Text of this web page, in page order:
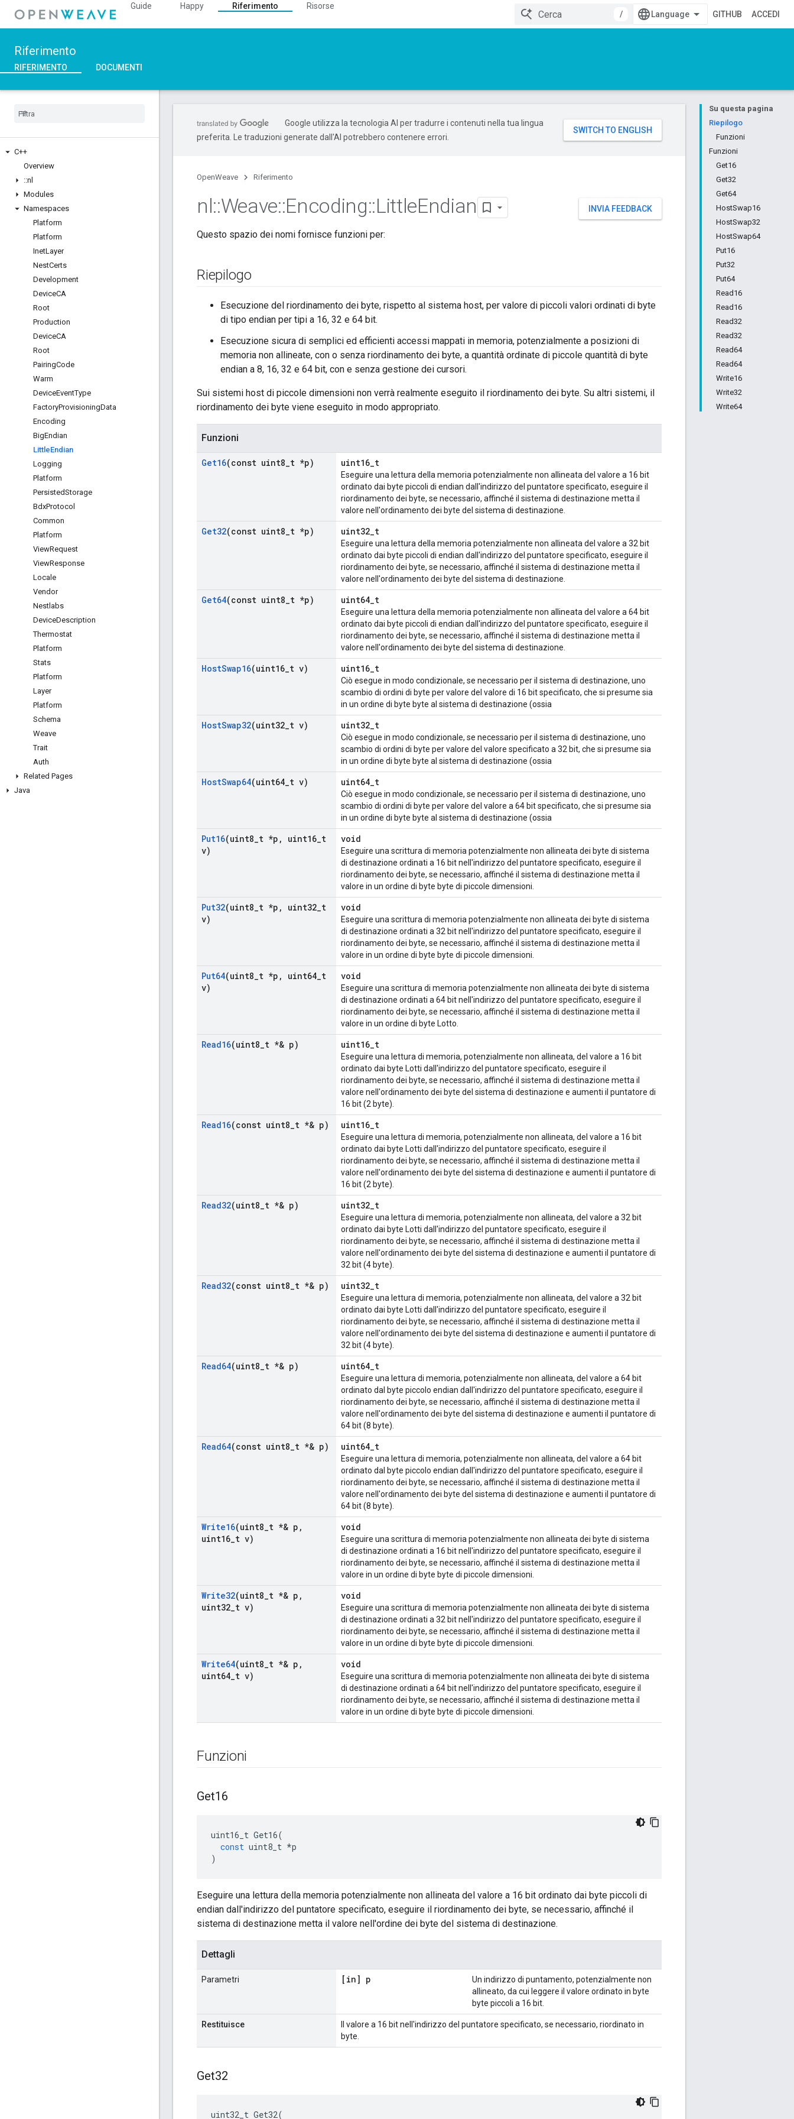
Guide Happy Riferimento
Risorse
/
GITHUB ACCEDI
Riferimento
RIFERIMENTO DOCUMENTI
C++
Overview
::nl
Modules
Namespaces
Platform
Platform
InetLayer
NestCerts
Development
DeviceCA
Root
Production
DeviceCA
Root
PairingCode
Warm
DeviceEventType
FactoryProvisioningData
Encoding
BigEndian
LittleEndian
Logging
Platform
PersistedStorage
BdxProtocol
Common
Platform
ViewRequest
ViewResponse
Locale
Vendor
Nestlabs
DeviceDescription
Thermostat
Platform
Stats
Platform
Layer
Platform
Schema
Weave
Trait
Auth
Related Pages
Java
Su questa pagina
Riepilogo
Funzioni
Funzioni
Get16
Get32
Get64
HostSwap16
HostSwap32
HostSwap64
Put16
Put32
Put64
Read16
Read16
Read32
Read32
Read64
Read64
Write16
Write32
Write64
Google utilizza la tecnologia AI per tradurre i contenuti nella tua lingua
preferita. Le traduzioni generate dall'AI potrebbero contenere errori.
OpenWeave Riferimento
INVIA FEEDBACK
nl::Weave::Encoding::LittleEndian
Questo spazio dei nomi fornisce funzioni per:
Riepilogo
Esecuzione del riordinamento dei byte, rispetto al sistema host, per valore di piccoli valori ordinati di byte
di tipo endian per tipi a 16, 32 e 64 bit.
Esecuzione sicura di semplici ed efficienti accessi mappati in memoria, potenzialmente a posizioni di
memoria non allineate, con o senza riordinamento dei byte, a quantità ordinate di piccole quantità di byte
endian a 8, 16, 32 e 64 bit, con e senza gestione dei cursori.
Sui sistemi host di piccole dimensioni non verrà realmente eseguito il riordinamento dei byte. Su altri sistemi, il
riordinamento dei byte viene eseguito in modo appropriato.
Funzioni
Get16(const uint8 t *p) uint16_t
Eseguire una lettura della memoria potenzialmente non allineata del valore a 16 bit
ordinato dai byte piccoli di endian dall'indirizzo del puntatore specificato, eseguire il
riordinamento dei byte, se necessario, affinché il sistema di destinazione metta il
valore nell'ordinamento dei byte del sistema di destinazione.
Get32(const uint8 t *p) uint32_t
Eseguire una lettura della memoria potenzialmente non allineata del valore a 32 bit
ordinato dai byte piccoli di endian dall'indirizzo del puntatore specificato, eseguire il
riordinamento dei byte, se necessario, affinché il sistema di destinazione metta il
valore nell'ordinamento dei byte del sistema di destinazione.
Get64(const uint8 t *p) uint64_t
Eseguire una lettura della memoria potenzialmente non allineata del valore a 64 bit
ordinato dai byte piccoli di endian dall'indirizzo del puntatore specificato, eseguire il
riordinamento dei byte, se necessario, affinché il sistema di destinazione metta il
valore nell'ordinamento dei byte del sistema di destinazione.
HostSwap16(uint16 t v) uint16_t
Ciò esegue in modo condizionale, se necessario per il sistema di destinazione, uno
scambio di ordini di byte per valore del valore di 16 bit specificato, che si presume sia
in un ordine di byte byte al sistema di destinazione (ossia
HostSwap32(uint32 t v) uint32_t
Ciò esegue in modo condizionale, se necessario per il sistema di destinazione, uno
scambio di ordini di byte per valore del valore specificato a 32 bit, che si presume sia
in un ordine di byte byte al sistema di destinazione (ossia
HostSwap64(uint64 t v) uint64_t
Ciò esegue in modo condizionale, se necessario per il sistema di destinazione, uno
scambio di ordini di byte per valore del valore a 64 bit specificato, che si presume sia
in un ordine di byte byte al sistema di destinazione (ossia
Put16(uint8 t *p , uint16 t
v)
void
Eseguire una scrittura di memoria potenzialmente non allineata dei byte di sistema
di destinazione ordinati a 16 bit nell'indirizzo del puntatore specificato, eseguire il
riordinamento dei byte, se necessario, affinché il sistema di destinazione metta il
valore in un ordine di byte byte di piccole dimensioni.
Put32(uint8 t *p , uint32 t
v)
void
Eseguire una scrittura di memoria potenzialmente non allineata dei byte di sistema
di destinazione ordinati a 32 bit nell'indirizzo del puntatore specificato, eseguire il
riordinamento dei byte, se necessario, affinché il sistema di destinazione metta il
valore in un ordine di byte byte di piccole dimensioni.
Put64(uint8 t *p , uint64 t
v)
void
Eseguire una scrittura di memoria potenzialmente non allineata dei byte di sistema
di destinazione ordinati a 64 bit nell'indirizzo del puntatore specificato, eseguire il
riordinamento dei byte, se necessario, affinché il sistema di destinazione metta il
valore in un ordine di byte Lotto.
Read16(uint8 t *& p) uint16_t
Eseguire una lettura di memoria, potenzialmente non allineata, del valore a 16 bit
ordinato dai byte Lotti dall'indirizzo del puntatore specificato, eseguire il
riordinamento dei byte, se necessario, affinché il sistema di destinazione metta il
valore nell'ordinamento dei byte del sistema di destinazione e aumenti il puntatore di
16 bit (2 byte).
Read16(const uint8 t *& p) uint16_t
Eseguire una lettura di memoria, potenzialmente non allineata, del valore a 16 bit
ordinato dai byte Lotti dall'indirizzo del puntatore specificato, eseguire il
riordinamento dei byte, se necessario, affinché il sistema di destinazione metta il
valore nell'ordinamento dei byte del sistema di destinazione e aumenti il puntatore di
16 bit (2 byte).
Read32(uint8 t *& p) uint32_t
Eseguire una lettura di memoria, potenzialmente non allineata, del valore a 32 bit
ordinato dai byte Lotti dall'indirizzo del puntatore specificato, eseguire il
riordinamento dei byte, se necessario, affinché il sistema di destinazione metta il
valore nell'ordinamento dei byte del sistema di destinazione e aumenti il puntatore di
32 bit (4 byte).
Read32(const uint8 t *& p) uint32_t
Eseguire una lettura di memoria, potenzialmente non allineata, del valore a 32 bit
ordinato dai byte Lotti dall'indirizzo del puntatore specificato, eseguire il
riordinamento dei byte, se necessario, affinché il sistema di destinazione metta il
valore nell'ordinamento dei byte del sistema di destinazione e aumenti il puntatore di
32 bit (4 byte).
Read64(uint8 t *& p) uint64_t
Eseguire una lettura di memoria, potenzialmente non allineata, del valore a 64 bit
ordinato dal byte piccolo endian dall'indirizzo del puntatore specificato, eseguire il
riordinamento dei byte, se necessario, affinché il sistema di destinazione metta il
valore nell'ordinamento dei byte del sistema di destinazione e aumenti il puntatore di
64 bit (8 byte).
Read64(const uint8 t *& p) uint64_t
Eseguire una lettura di memoria, potenzialmente non allineata, del valore a 64 bit
ordinato dal byte piccolo endian dall'indirizzo del puntatore specificato, eseguire il
riordinamento dei byte, se necessario, affinché il sistema di destinazione metta il
valore nell'ordinamento dei byte del sistema di destinazione e aumenti il puntatore di
64 bit (8 byte).
Write16(uint8 t *& p ,
uint16 t v)
void
Eseguire una scrittura di memoria potenzialmente non allineata dei byte di sistema
di destinazione ordinati a 16 bit nell'indirizzo del puntatore specificato, eseguire il
riordinamento dei byte, se necessario, affinché il sistema di destinazione metta il
valore in un ordine di byte byte di piccole dimensioni.
Write32(uint8 t *& p ,
uint32 t v)
void
Eseguire una scrittura di memoria potenzialmente non allineata dei byte di sistema
di destinazione ordinati a 32 bit nell'indirizzo del puntatore specificato, eseguire il
riordinamento dei byte, se necessario, affinché il sistema di destinazione metta il
valore in un ordine di byte byte di piccole dimensioni.
Write64(uint8 t *& p ,
uint64 t v)
void
Eseguire una scrittura di memoria potenzialmente non allineata dei byte di sistema
di destinazione ordinati a 64 bit nell'indirizzo del puntatore specificato, eseguire il
riordinamento dei byte, se necessario, affinché il sistema di destinazione metta il
valore in un ordine di byte byte di piccole dimensioni.
Funzioni
Get16
uint16_t Get16(
const uint8_t *p
)
Eseguire una lettura della memoria potenzialmente non allineata del valore a 16 bit ordinato dai byte piccoli di
endian dall'indirizzo del puntatore specificato, eseguire il riordinamento dei byte, se necessario, affinché il
sistema di destinazione metta il valore nell'ordine dei byte del sistema di destinazione.
Dettagli
Parametri [in] p
Un indirizzo di puntamento, potenzialmente non
allineato, da cui leggere il valore ordinato in byte
byte piccoli a 16 bit.
Restituisce
Il valore a 16 bit nell'indirizzo del puntatore specificato, se necessario, riordinato in
byte.
Get32
uint32_t Get32(